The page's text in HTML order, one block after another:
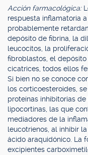
Acción farmacológica:
respuesta inflamatoria
probablemente
depósito de fibrina, la
leucocitos, la
fibroblastos, el
cicatrices, todos ellos
Si bien no se conoce
los corticoesteroides,
proteínas inhibitorias
lipocortinas, las que
mediadores de la
leucotrienos, al inhibir
ácido araquidónico. La
excipientes